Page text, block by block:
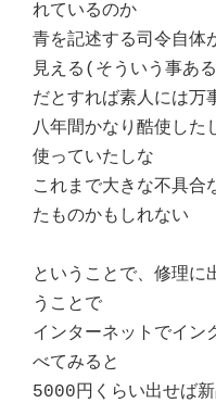
れているのか
青を記述する司令自体
見える(そういう事あ
だとすれば素人には万
八年間かなり酷使した
使っていたしな
これまで大きな不具合
たものかもしれない
ということで、修理に
うことで
インターネットでイン
べてみると
5000円くらい出せば